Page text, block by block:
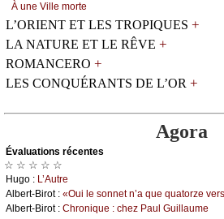
À unе Villе mоrtе
L’ORIENT ET LES TROPIQUES +
LA NATURE ET LE RÊVE +
ROMANCERO +
LES CONQUÉRANTS DE L’OR +
Agora
Évаluations récеntes
☆ ☆ ☆ ☆ ☆
Hugо : L’Αutrе
Αlbеrt-Βirоt : «Οui lе sоnnеt n’а quе quаtоrzе
Αlbеrt-Βirоt : Сhrоniquе : сhеz Ρаul Guillаumе